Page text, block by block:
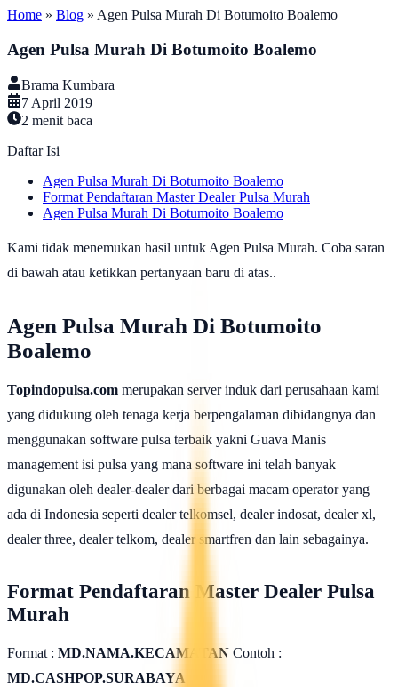
Home » Blog » Agen Pulsa Murah Di Botumoito Boalemo
Agen Pulsa Murah Di Botumoito Boalemo
Brama Kumbara
7 April 2019
2 menit baca
Daftar Isi
Agen Pulsa Murah Di Botumoito Boalemo
Format Pendaftaran Master Dealer Pulsa Murah
Agen Pulsa Murah Di Botumoito Boalemo
Kami tidak menemukan hasil untuk Agen Pulsa Murah. Coba saran
di bawah atau ketikkan pertanyaan baru di atas..
Agen Pulsa Murah Di Botumoito
Boalemo
Topindopulsa.com merupakan server induk dari perusahaan kami
yang didukung oleh tenaga kerja berpengalaman dibidangnya dan
menggunakan software pulsa terbaik yakni Guava Manis
management isi pulsa yang mana software ini telah banyak
digunakan oleh dealer-dealer dari berbagai macam operator yang
ada di Indonesia seperti dealer telkomsel, dealer indosat, dealer xl,
dealer three, dealer telkom, dealer smartfren dan lain sebagainya.
Format Pendaftaran Master Dealer Pulsa
Murah
Format : MD.NAMA.KECAMATAN Contoh :
MD.CASHPOP.SURABAYA